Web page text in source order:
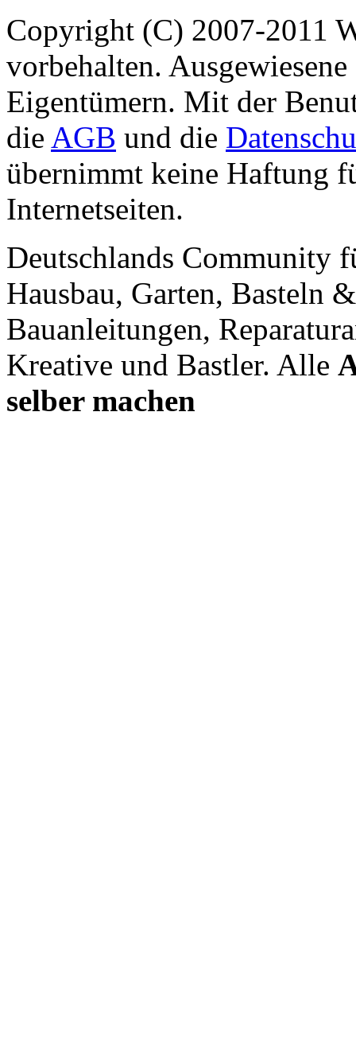
Copyright (C) 2007-2011
vorbehalten.
Eigentümern. Mit der
die AGB und die
übernimmt keine Haftung
Internetseiten.
Deutschlands Community
Hausbau, Garten, Basteln
Bauanleitungen,
Kreative und Bastler. Alle
selber machen